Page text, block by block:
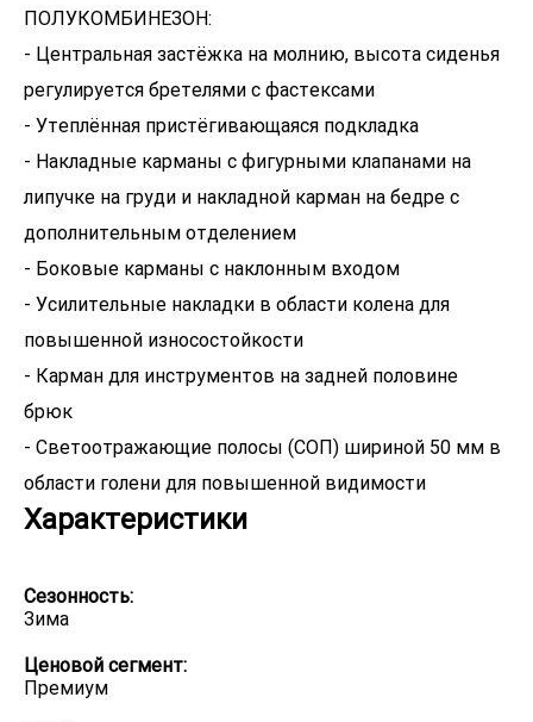
ПОЛУКОМБИНЕЗОН:
- Центральная застёжка на молнию, высота сиденья
регулируется бретелями с фастексами
- Утеплённая пристёгивающаяся подкладка
- Накладные карманы с фигурными клапанами на
липучке на груди и накладной карман на бедре с
дополнительным отделением
- Боковые карманы с наклонным входом
- Усилительные накладки в области колена для
повышенной износостойкости
- Карман для инструментов на задней половине
брюк
- Светоотражающие полосы (СОП) шириной 50 мм в
области голени для повышенной видимости
Характеристики
Сезонность:
Зима
Ценовой сегмент:
Премиум